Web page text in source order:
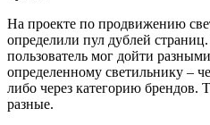
На проекте по продвижению
определили пул дублей
пользователь мог дойти
определенному светильнику –
либо через категорию брендов.
разные.